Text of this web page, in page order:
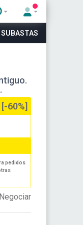
SUBASTAS
[-60%]
pedidos
Negociar